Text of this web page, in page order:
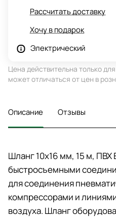
Рассчитать доставку
Хочу в подарок
Электрический
Цена действительна только
может отличаться от цен в
Описание Отзывы
Шланг 10х16 мм, 15 м, ПВХ
быстросъемными
для соединения
компрессорами и
воздуха. Шланг